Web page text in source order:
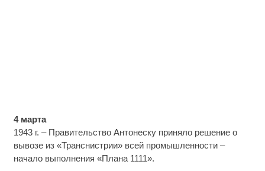
4 марта
1943 г. – Правительство Антонеску приняло решение о
вывозе из «Транснистрии» всей промышленности –
начало выполнения «Плана 1111».